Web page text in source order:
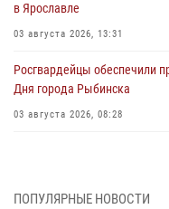
в Ярославле
03 августа 2026, 13:31
Росгвардейцы обеспечили
Дня города Рыбинска
03 августа 2026, 08:28
03 августа 2026, 07:24
ПОПУЛЯРНЫЕ НОВОСТИ